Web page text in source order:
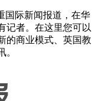
国际新闻报道，在华
记者。在这里您可以
的商业模式、英国教
。